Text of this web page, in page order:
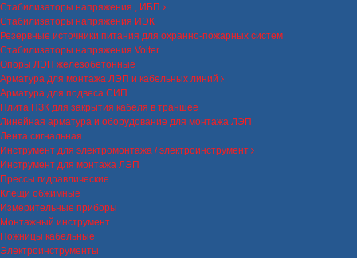
Стабилизаторы напряжения , ИБП
Стабилизаторы напряжения ИЭК
Резервные источники питания для охранно-пожарных систем
Стабилизаторы напряжения Volter
Опоры ЛЭП железобетонные
Арматура для монтажа ЛЭП и кабельных линий
Арматура для подвеса СИП
Плита ПЗК для закрытия кабеля в траншее
Линейная арматура и оборудование для монтажа ЛЭП
Лента сигнальная
Инструмент для электромонтажа / электроинструмент
Инструмент для монтажа ЛЭП
Прессы гидравлические
Клещи обжимные
Измерительные приборы
Монтажный инструмент
Ножницы кабельные
Электроинструменты